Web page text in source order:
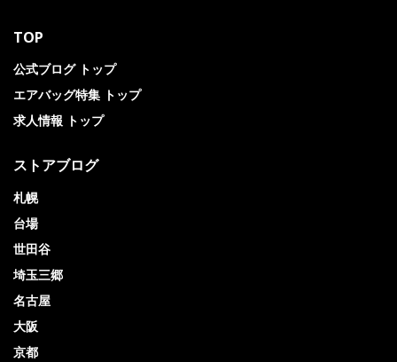
TOP
公式ブログ トップ
エアバッグ特集 トップ
求人情報 トップ
ストアブログ
札幌
台場
世田谷
埼玉三郷
名古屋
大阪
京都